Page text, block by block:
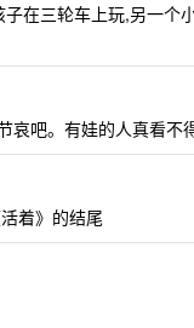
子在三轮车上玩,另一个
哀吧。有娃的人真看不
着》的结尾